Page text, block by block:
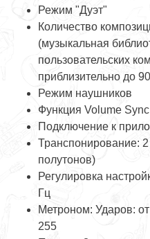
Режим "Дуэт"
Количество
(музыкальная
пользовательских
приблизительно до
Режим наушников
Функция Volume
Подключение к
Транспонирование:
полутонов)
Регулировка
Гц
Метроном: Ударов:
255